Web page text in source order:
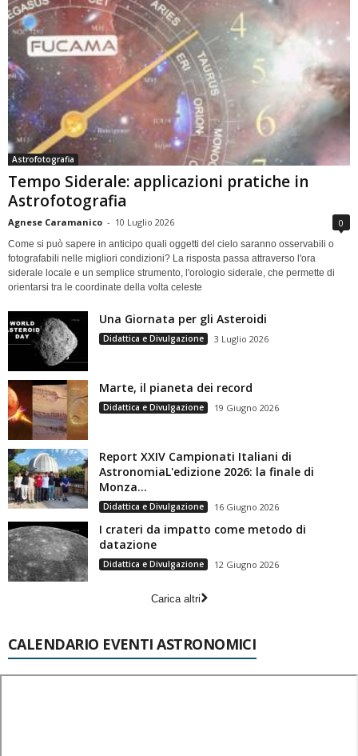
Astrofotografia
Tempo Siderale: applicazioni pratiche in
Astrofotografia
Agnese Caramanico - 10 Luglio 2026 0
Come si può sapere in anticipo quali oggetti del cielo saranno osservabili o
fotografabili nelle migliori condizioni? La risposta passa attraverso l'ora
siderale locale e un semplice strumento, l'orologio siderale, che permette di
orientarsi tra le coordinate della volta celeste
Una Giornata per gli Asteroidi
Didattica e Divulgazione 3 Luglio 2026
Marte, il pianeta dei record
Didattica e Divulgazione 19 Giugno 2026
Report XXIV Campionati Italiani di
AstronomiaL'edizione 2026: la finale di
Monza...
Didattica e Divulgazione 16 Giugno 2026
I crateri da impatto come metodo di
datazione
Didattica e Divulgazione 12 Giugno 2026
Carica altri
CALENDARIO EVENTI ASTRONOMICI